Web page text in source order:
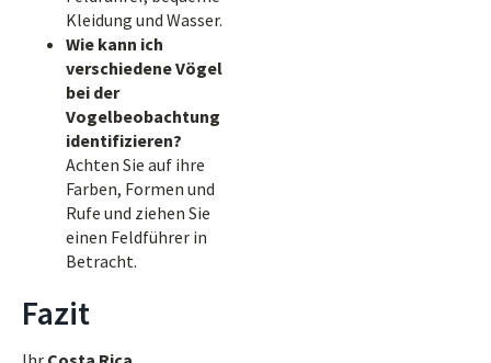
Kleidung und Wasser.
Wie kann ich
verschiedene Vögel
bei der
Vogelbeobachtung
identifizieren?
Achten Sie auf ihre
Farben, Formen und
Rufe und ziehen Sie
einen Feldführer in
Betracht.
Fazit